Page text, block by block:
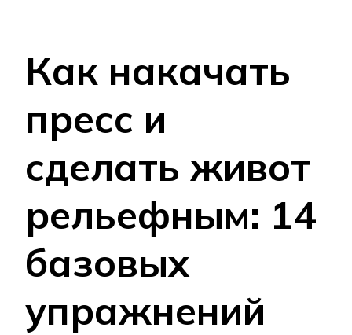
Как накачать
пресс и
сделать живот
рельефным: 14
базовых
упражнений